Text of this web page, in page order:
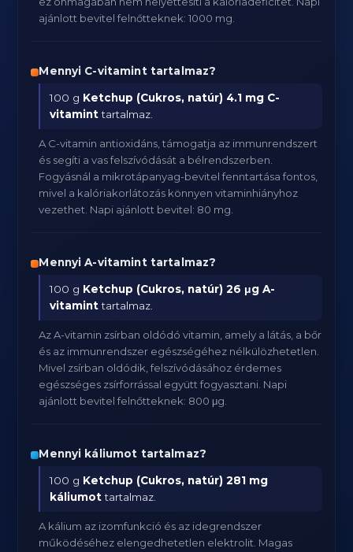
ajánlott bevitel felnőtteknek: 1000 mg.
Mennyi C-vitamint tartalmaz?
100 g Ketchup (Cukros, natúr) 4.1 mg C-
vitaminttartalmaz.
A C-vitamin antioxidáns, támogatja az immunrendszert
és segíti a vas felszívódását a bélrendszerben.
Fogyásnál a mikrotápanyag-bevitel fenntartása fontos,
mivel a kalóriakorlátozás könnyen vitaminhiányhoz
vezethet. Napi ajánlott bevitel: 80 mg.
Mennyi A-vitamint tartalmaz?
100 g Ketchup (Cukros, natúr) 26 μg A-
vitaminttartalmaz.
Az A-vitamin zsírban oldódó vitamin, amely a látás, a bőr
és az immunrendszer egészségéhez nélkülözhetetlen.
Mivel zsírban oldódik, felszívódásához érdemes
egészséges zsírforrással együtt fogyasztani. Napi
ajánlott bevitel felnőtteknek: 800 μg.
Mennyi káliumot tartalmaz?
100 g Ketchup (Cukros, natúr) 281 mg
káliumottartalmaz.
A kálium az izomfunkció és az idegrendszer
működéséhez elengedhetetlen elektrolit. Magas